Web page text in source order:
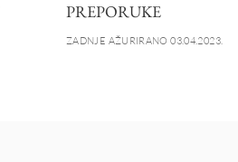
PREPORUKE
ZADNJE AŽURIRANO 03.04.2023.